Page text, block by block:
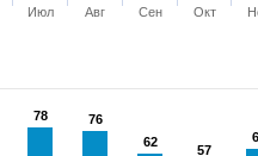
Июл Авг Сен Окт
78
78 76
76
62
62
57
57